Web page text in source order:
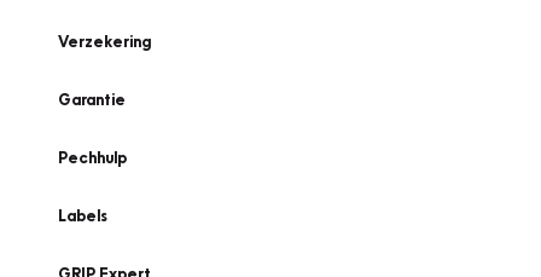
Verzekering
Garantie
Pechhulp
Labels